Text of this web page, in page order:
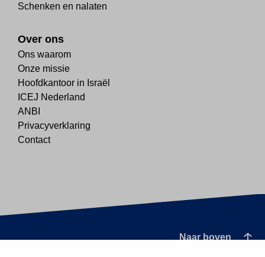
Schenken en nalaten
Over ons
Ons waarom
Onze missie
Hoofdkantoor in Israël
ICEJ Nederland
ANBI
Privacyverklaring
Contact
Naar boven